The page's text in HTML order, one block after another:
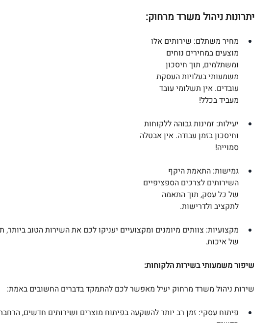
יתרונות ניהול משרד מרחוק:
מחיר משתלם: שירותים אלו
מוצעים במחירים נוחים
ומשתלמים, תוך חיסכון
משמעותי בעלויות העסקת
עובדים. אין תשלומי עובד
מעביד בכלל!
יעילות: זמינות גבוהה ללקוחות
וחיסכון בזמן עבודה. אין אבטלה
סמוייה!
גמישות: התאמת היקף
השירותים לצרכים הספציפיים
של כל עסק, תוך התאמה
לתקציב ולדרישות.
מקצועיות: צוותים מיומנים ומקצועיים יעניקו לכם את השירות הטוב
של איכות.
שיפור משמעותי בשירות הלקוחות:
שירות ניהול משרד מרחוק יעיל מאפשר לכם להתמקד בדברים החשובים באמת:
פיתוח עסקי: זמן רב יותר להשקעה בפיתוח מוצרים ושירותים חדשים,